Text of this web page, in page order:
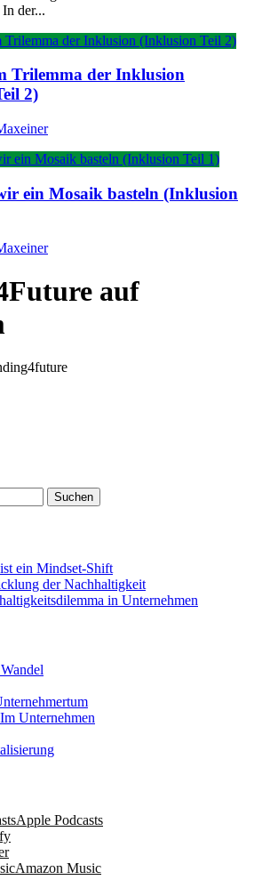
der...
Trilemma der Inklusion
2)
ein Mosaik basteln (Inklusion
auf
ein Mindset-Shift
der Nachhaltigkeit
in Unternehmen
Unternehmen
Apple Podcasts
Amazon Music